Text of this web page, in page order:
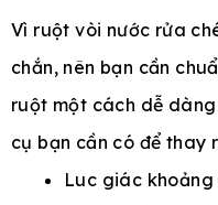
Vì ruột vòi nước rửa
chắn, nên bạn cần
ruột một cách dễ
cụ bạn cần có để thay
Luc giác